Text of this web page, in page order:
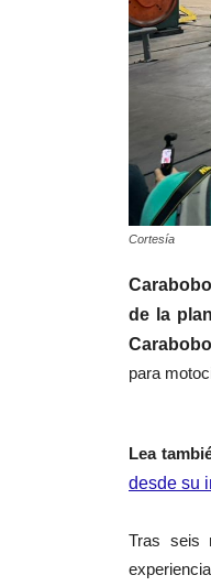
Cortesía
de la
Carabobo
para
Lea
desde su
Tras seis